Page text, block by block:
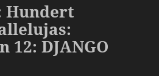
Hundert
DJANGO